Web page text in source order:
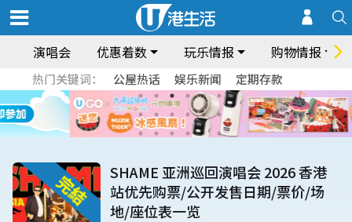
演唱会 优惠着数 玩乐情报 购物情报
热门关键词： 公屋热话 娱乐新闻 定期存款
SHAME 亚洲巡回演唱会 2026 香港
站优先购票/公开发售日期/票价/场
地/座位表一览